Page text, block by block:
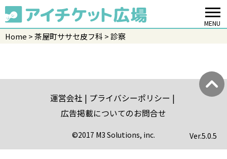
MENU
Home 茶屋町ササセ皮フ科 診察
運営会社
プライバシーポリシー
広告掲載についてのお問合せ
©2017 M3 Solutions, inc. Ver.5.0.5